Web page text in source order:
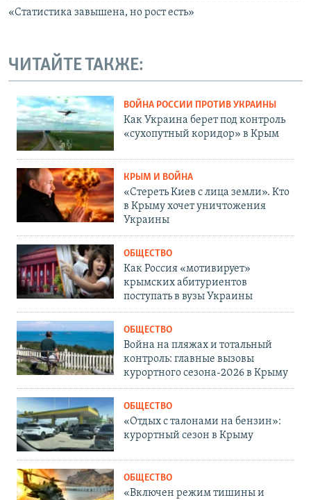
«Статистика завышена, но рост есть»
ЧИТАЙТЕ ТАКЖЕ:
ВОЙНА РОССИИ ПРОТИВ УКРАИНЫ
Как Украина берет под контроль
«сухопутный коридор» в Крым
КРЫМ И ВОЙНА
«Стереть Киев с лица земли». Кто
в Крыму хочет уничтожения
Украины
ОБЩЕСТВО
Как Россия «мотивирует»
крымских абитуриентов
поступать в вузы Украины
ОБЩЕСТВО
Война на пляжах и тотальный
контроль: главные вызовы
курортного сезона-2026 в Крыму
ОБЩЕСТВО
«Отдых с талонами на бензин»:
курортный сезон в Крыму
ОБЩЕСТВО
«Включен режим тишины и